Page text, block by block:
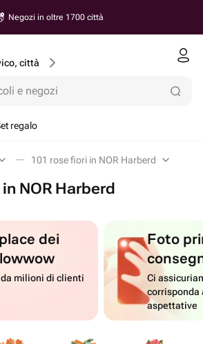
Negozi in oltre 1700 città
città
e negozi
regalo
101 rose fiori in NOR Harberd
NOR Harberd
dei
milioni di clienti
Foto
Ci
corrisponda
aspettative